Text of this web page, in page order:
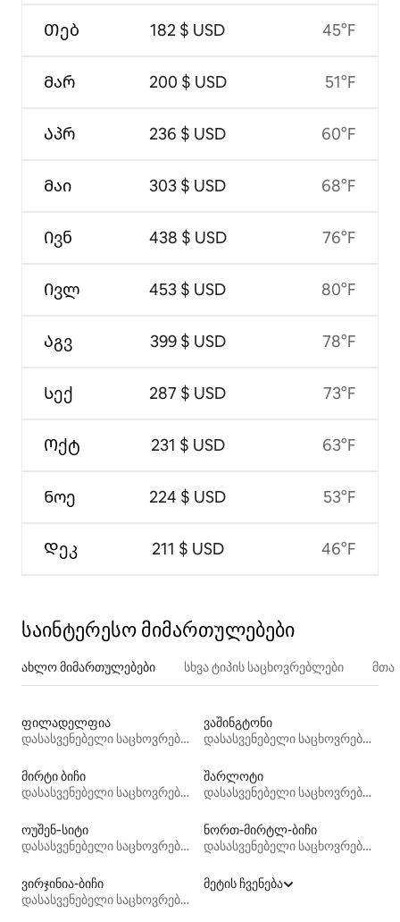
Თებ
Მარ
Აპრ
Მაი
Ივნ
Ივლ
Აგვ
Სექ
Ოქტ
Ნოე
Დეკ
182 $ USD
200 $ USD
236 $ USD
303 $ USD
438 $ USD
453 $ USD
399 $ USD
287 $ USD
231 $ USD
224 $ USD
211 $ USD
45°F
51°F
60°F
68°F
76°F
80°F
78°F
73°F
63°F
53°F
46°F
საინტერესო მიმართულებები
ახლო მიმართულებები სხვა ტიპის საცხოვრებლები
ფილადელფია
დასასვენებელი საცხოვრებლები
ვაშინგტონი
დასასვენებელი საცხოვრებლები
მირტი ბიჩი
დასასვენებელი საცხოვრებლები
შარლოტი
დასასვენებელი საცხოვრებლები
ოუშენ‑სიტი
დასასვენებელი საცხოვრებლები
ნორთ-მირტლ-ბიჩი
დასასვენებელი საცხოვრებლები
ვირჯინია-ბიჩი
დასასვენებელი საცხოვრებლები
მეტის ჩვენება